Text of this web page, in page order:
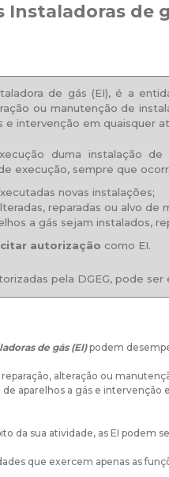
Instaladoras de
de gás (EI), é a
ou manutenção de
e intervenção em quaisquer
duma instalação
execução, sempre que
novas instalações;
reparadas ou alvo de
a gás sejam instalados,
autorização como EI.
pela DGEG, pode ser
de gás (EI)podem
reparação, alteração ou
de aparelhos a gás e
da sua atividade, as EI podem
que exercem apenas as